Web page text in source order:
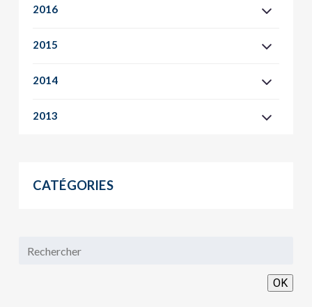
2016
2015
2014
2013
CATÉGORIES
OK